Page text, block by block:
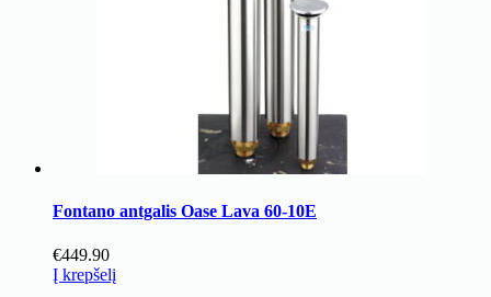
Fontano antgalis Oase Lava 60-10E
€449.90
Į krepšelį